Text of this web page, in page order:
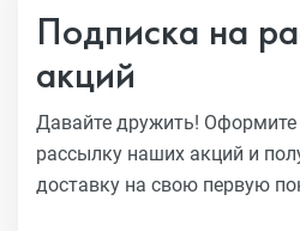
Подписка на
акций
Давайте дружить! Оформите
рассылку наших акций и
доставку на свою первую